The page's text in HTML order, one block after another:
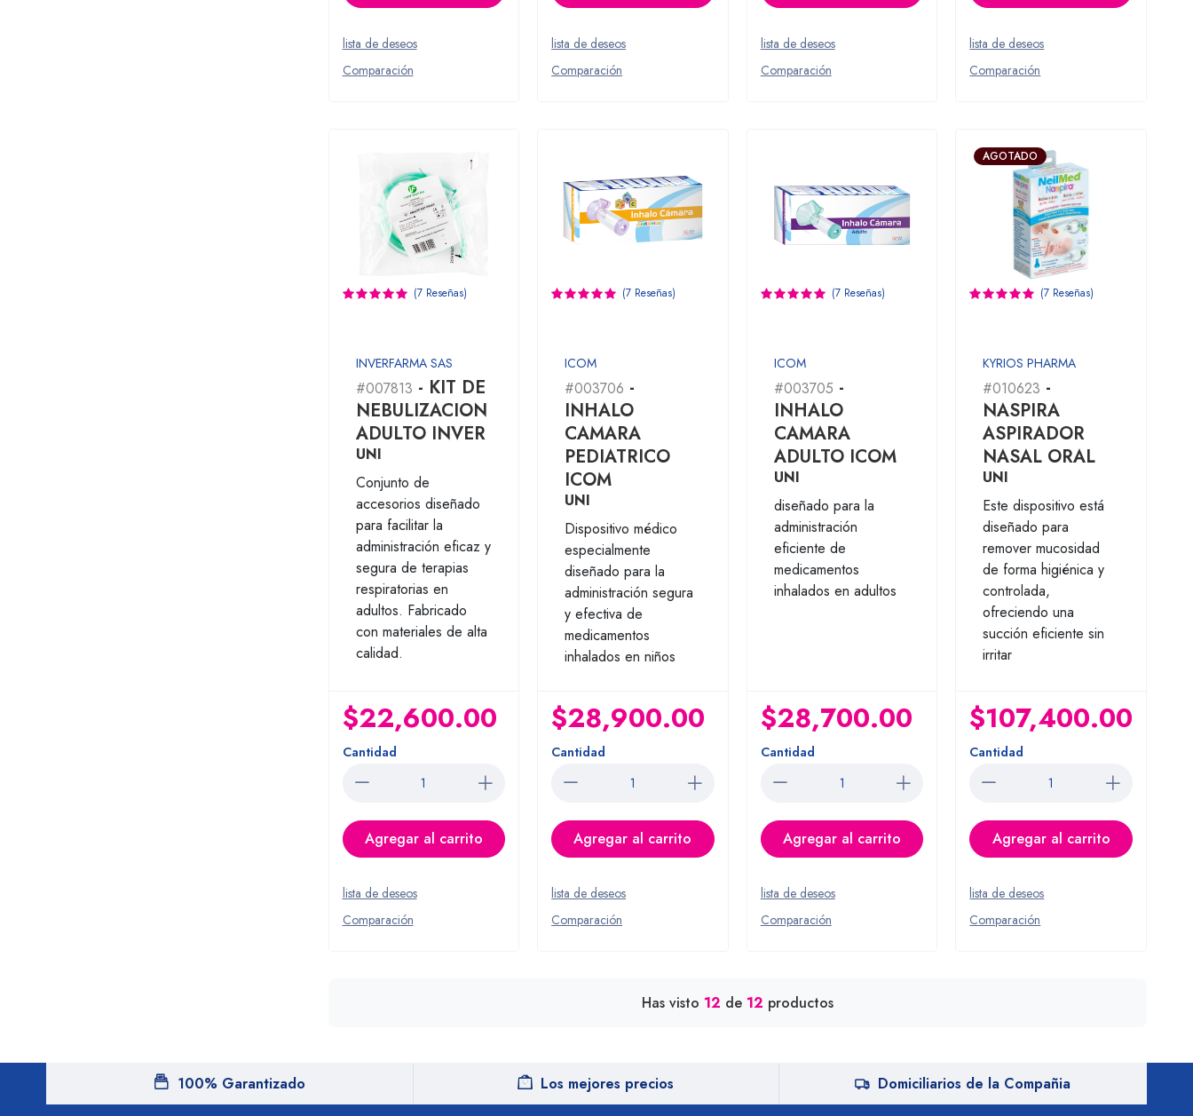
lista de deseos
Comparación
lista de deseos
Comparación
lista de deseos
Comparación
lista de deseos
Comparación
(7 Reseñas)
INVERFARMA SAS
#007813 - KIT DE
NEBULIZACION
ADULTO INVER
UNI
Conjunto de
accesorios diseñado
para facilitar la
administración eficaz y
segura de terapias
respiratorias en
adultos. Fabricado
con materiales de alta
calidad.
$22,600.00
Cantidad
Agregar al carrito
lista de deseos
Comparación
(7 Reseñas)
ICOM
#003706 -
INHALO
CAMARA
PEDIATRICO
ICOM
UNI
Dispositivo médico
especialmente
diseñado para la
administración segura
y efectiva de
medicamentos
inhalados en niños
$28,900.00
Cantidad
Agregar al carrito
lista de deseos
Comparación
(7 Reseñas)
ICOM
#003705 -
INHALO
CAMARA
ADULTO ICOM
UNI
diseñado para la
administración
eficiente de
medicamentos
inhalados en adultos
$28,700.00
Cantidad
Agregar al carrito
lista de deseos
Comparación
AGOTADO
(7 Reseñas)
KYRIOS PHARMA
#010623 -
NASPIRA
ASPIRADOR
NASAL ORAL
UNI
Este dispositivo está
diseñado para
remover mucosidad
de forma higiénica y
controlada,
ofreciendo una
succión eficiente sin
irritar
$107,400.00
Cantidad
Agregar al carrito
lista de deseos
Comparación
Has visto 12 de 12 productos
100% Garantizado Los mejores precios Domiciliarios de la Compañia